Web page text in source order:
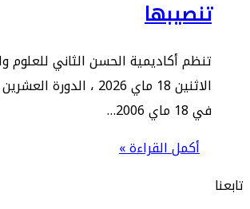
أكاديمية الحسن الثاني للعلوم
الاثنين 18 ماي 2026 ، الدورة العشرين
أكمل القراءة »